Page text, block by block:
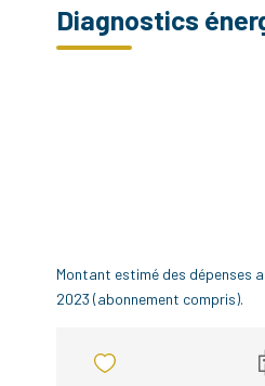
Diagnostics
Montant estimé des dépenses
2023 (abonnement compris).